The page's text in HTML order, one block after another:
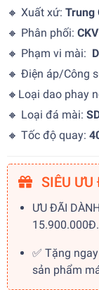
🔸 Xuất xứ: Trung
🔸 Phân phối:
🔸 Phạm vi mài:
🔸 Điện áp/Công
🔸Loại dao phay
🔸 Loại đá mài:
🔸 Tốc độ quay:
SIÊU ƯU
ƯU ĐÃI
15.900.000Đ.
✅ Tặng
sản phẩm